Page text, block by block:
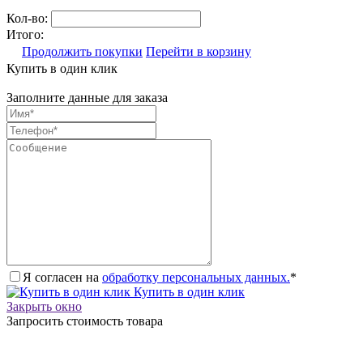
Кол-во:
Итого:
Продолжить покупки Перейти в корзину
Купить в один клик
Заполните данные для заказа
Я согласен на обработку персональных данных.*
Купить в один клик
Закрыть окно
Запросить стоимость товара